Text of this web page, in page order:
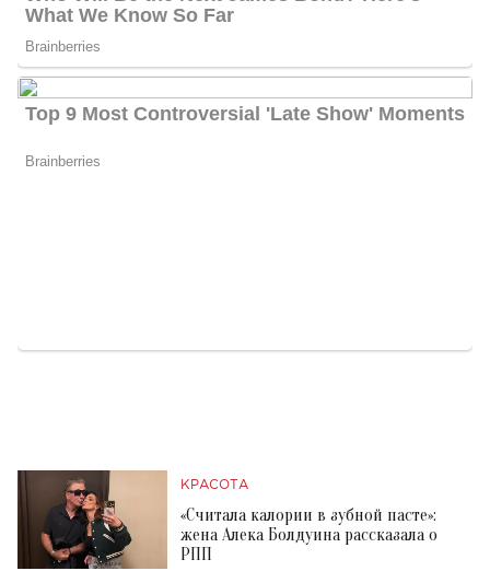
КРАСОТА
«Считала калории в зубной пасте»:
жена Алека Болдуина рассказала о
РПП